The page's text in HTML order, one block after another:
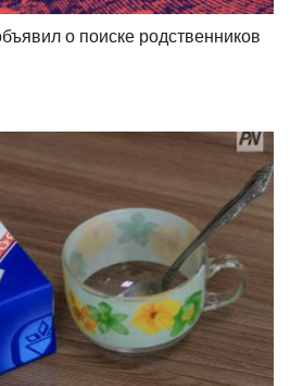
о поиске родственников